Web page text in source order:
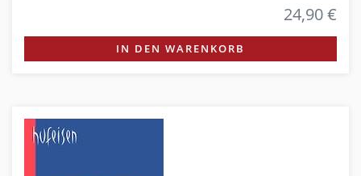
24,90 €
IN DEN WARENKORB